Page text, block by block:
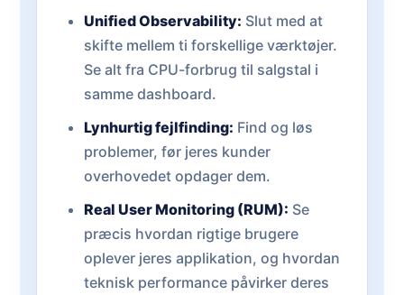
Unified Observability: Slut med at
skifte mellem ti forskellige værktøjer.
Se alt fra CPU-forbrug til salgstal i
samme dashboard.
Lynhurtig fejlfinding: Find og løs
problemer, før jeres kunder
overhovedet opdager dem.
Real User Monitoring (RUM): Se
præcis hvordan rigtige brugere
oplever jeres applikation, og hvordan
teknisk performance påvirker deres